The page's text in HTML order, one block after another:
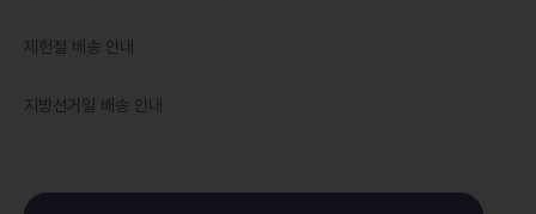
제헌절 배송 안내
지방선거일 배송 안내